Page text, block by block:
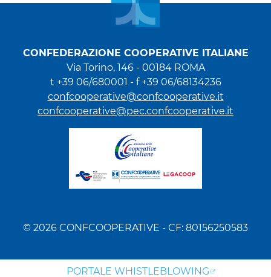
CONFEDERAZIONE COOPERATIVE ITALIANE
Via Torino, 146 - 00184 ROMA
t +39 06/680001 - f +39 06/68134236
confcooperative@confcooperative.it
confcooperative@pec.confcooperative.it
© 2026 CONFCOOPERATIVE - CF: 80156250583
PORTALE WHISTLEBLOWING